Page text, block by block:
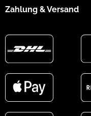
Zahlung & Versand